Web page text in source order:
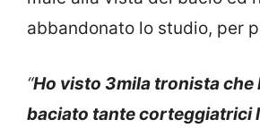
abbandonato lo studio, per
“Ho visto 3mila tronista che
baciato tante corteggiatrici